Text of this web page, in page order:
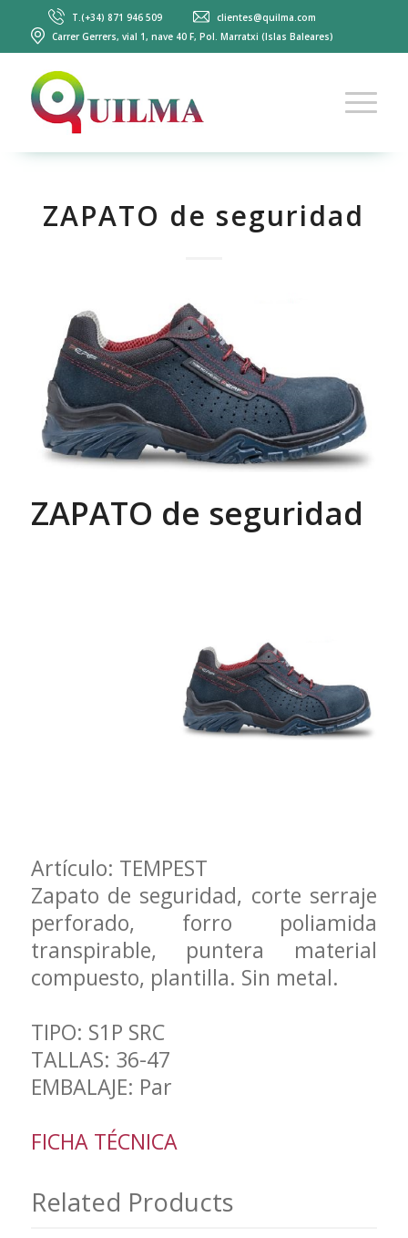
T.(+34) 871 946 509
clientes@quilma.com
Carrer Gerrers, vial 1, nave 40 F, Pol. Marratxi (Islas Baleares)
ZAPATO de seguridad
ZAPATO de seguridad
Artículo: TEMPEST
Zapato de seguridad, corte serraje
perforado, forro poliamida
transpirable, puntera material
compuesto, plantilla. Sin metal.
TIPO: S1P SRC
TALLAS: 36-47
EMBALAJE: Par
FICHA TÉCNICA
Related Products